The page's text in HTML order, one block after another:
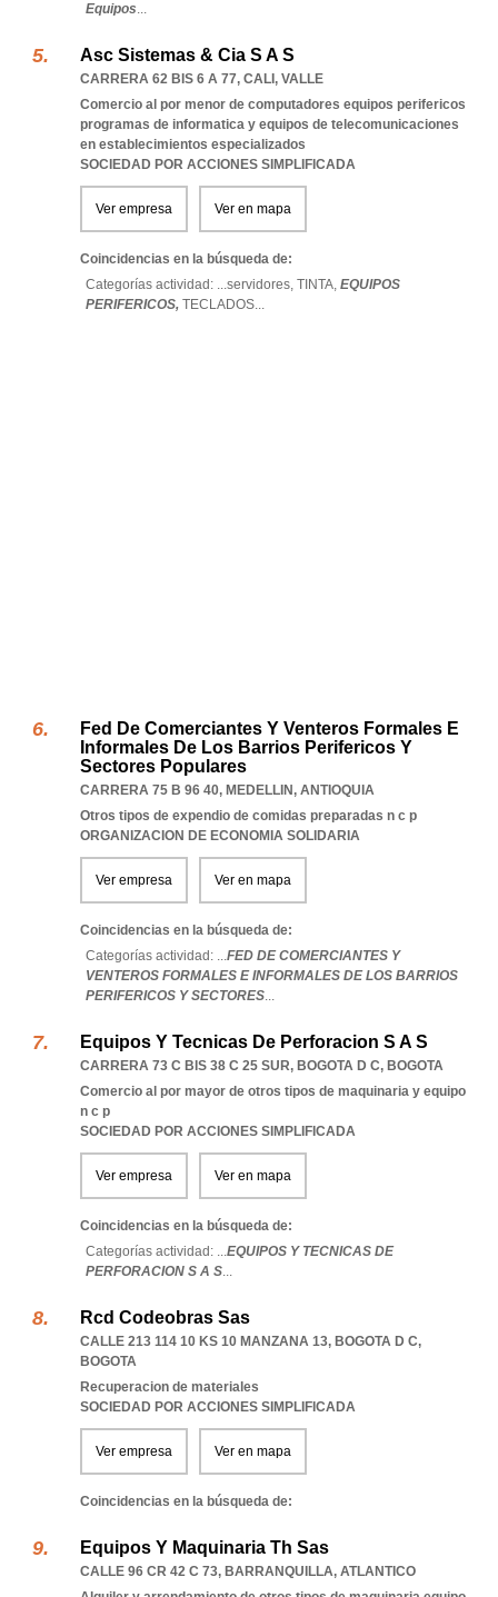
Equipos...
Asc Sistemas & Cia S A S
CARRERA 62 BIS 6 A 77, CALI , VALLE
Comercio al por menor de computadores equipos perifericos
programas de informatica y equipos de telecomunicaciones
en establecimientos especializados
SOCIEDAD POR ACCIONES SIMPLIFICADA
Ver empresa Ver en mapa
Coincidencias en la búsqueda de:
Categorías actividad: ...servidores, TINTA, EQUIPOS
PERIFERICOS, TECLADOS...
Fed De Comerciantes Y Venteros Formales E
Informales De Los Barrios Perifericos Y
Sectores Populares
CARRERA 75 B 96 40, MEDELLIN, ANTIOQUIA
Otros tipos de expendio de comidas preparadas n c p
ORGANIZACION DE ECONOMIA SOLIDARIA
Ver empresa Ver en mapa
Coincidencias en la búsqueda de:
Categorías actividad: ...FED DE COMERCIANTES Y
VENTEROS FORMALES E INFORMALES DE LOS BARRIOS
PERIFERICOS Y SECTORES...
Equipos Y Tecnicas De Perforacion S A S
CARRERA 73 C BIS 38 C 25 SUR, BOGOTA D C, BOGOTA
Comercio al por mayor de otros tipos de maquinaria y equipo
n c p
SOCIEDAD POR ACCIONES SIMPLIFICADA
Ver empresa Ver en mapa
Coincidencias en la búsqueda de:
Categorías actividad: ...EQUIPOS Y TECNICAS DE
PERFORACION S A S...
Rcd Codeobras Sas
CALLE 213 114 10 KS 10 MANZANA 13, BOGOTA D C,
BOGOTA
Recuperacion de materiales
SOCIEDAD POR ACCIONES SIMPLIFICADA
Ver empresa Ver en mapa
Coincidencias en la búsqueda de:
Equipos Y Maquinaria Th Sas
CALLE 96 CR 42 C 73, BARRANQUILLA, ATLANTICO